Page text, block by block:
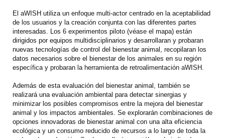
El aWISH utiliza un enfoque multi-actor centrado en la aceptabilidad
de los usuarios y la creación conjunta con las diferentes partes
interesadas. Los 6 experimentos piloto (véase el mapa) están
dirigidos por equipos multidisciplinarios y desarrollaran y probaran
nuevas tecnologías de control del bienestar animal, recopilaran los
datos necesarios sobre el bienestar de los animales en su región
específica y probaran la herramienta de retroalimentación aWISH.
Además de esta evaluación del bienestar animal, también se
realizará una evaluación ambiental para detectar sinergias y
minimizar los posibles compromisos entre la mejora del bienestar
animal y los impactos ambientales. Se explorarán combinaciones de
opciones innovadoras de bienestar animal con una alta eficiencia
ecológica y un consumo reducido de recursos a lo largo de toda la